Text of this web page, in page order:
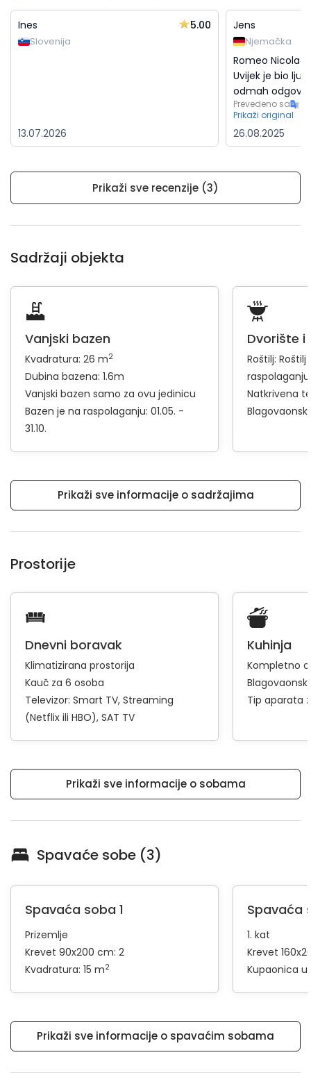
Ines 5.00
Slovenija
13.07.2026
Jens
Njemačka
Romeo Nicolac
Uvijek je bio
odmah
Prevedeno sa
Prikaži original
26.08.2025
Prikaži sve recenzije (3)
Sadržaji objekta
Vanjski bazen
Kvadratura: 26 m2
Dubina bazena: 1.6m
Vanjski bazen samo za ovu jedinicu
Bazen je na raspolaganju: 01.05. -
31.10.
Dvorište i
Roštilj: Roštilj
raspolaganju
Natkrivena
Prikaži sve informacije o sadržajima
Prostorije
Dnevni boravak
Klimatizirana prostorija
Kauč za 6 osoba
Televizor: Smart TV Streaming
(Netflix ili HBO) SAT TV
Kuhinja
Kompletno
Tip aparata
Prikaži sve informacije o sobama
Spavaće sobe (3)
Spavaća soba 1
Prizemlje
Krevet 90x200 cm: 2
Kvadratura: 15 m2
Spavaća
1. kat
Krevet
Kupaonica u
Prikaži sve informacije o spavaćim sobama